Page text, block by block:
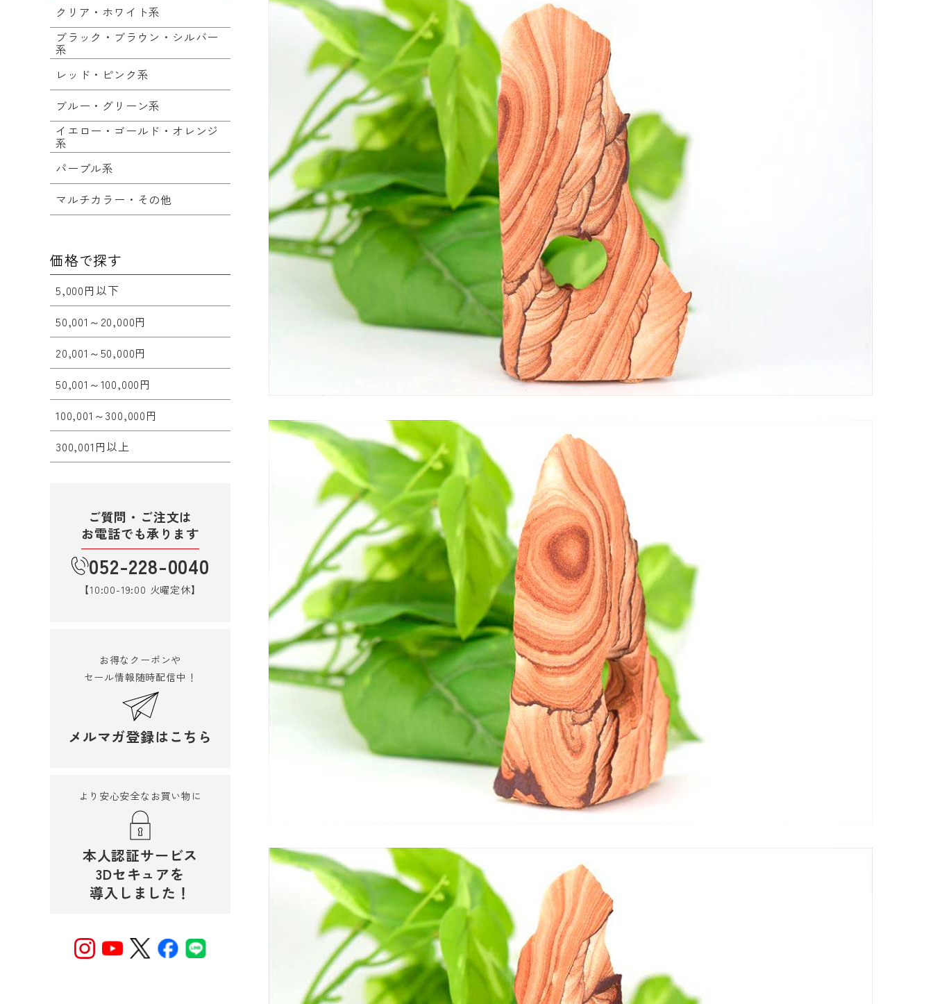
クリア・ホワイト系
ブラック・ブラウン・シルバー
系
レッド・ピンク系
ブルー・グリーン系
イエロー・ゴールド・オレンジ
系
パープル系
マルチカラー・その他
価格で探す
5,000円以下
50,001～20,000円
20,001～50,000円
50,001～100,000円
100,001～300,000円
300,001円以上
ご質問・ご注文は
お電話でも承ります
052-228-0040
【10:00-19:00 火曜定休】
お得なクーポンや
セール情報随時配信中！
メルマガ登録はこちら
より安心安全なお買い物に
本人認証サービス
3Dセキュアを
導入しました！